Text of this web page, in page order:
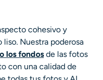
cohesivo y
Nuestra poderosa
los fondos de las fotos
con una calidad de